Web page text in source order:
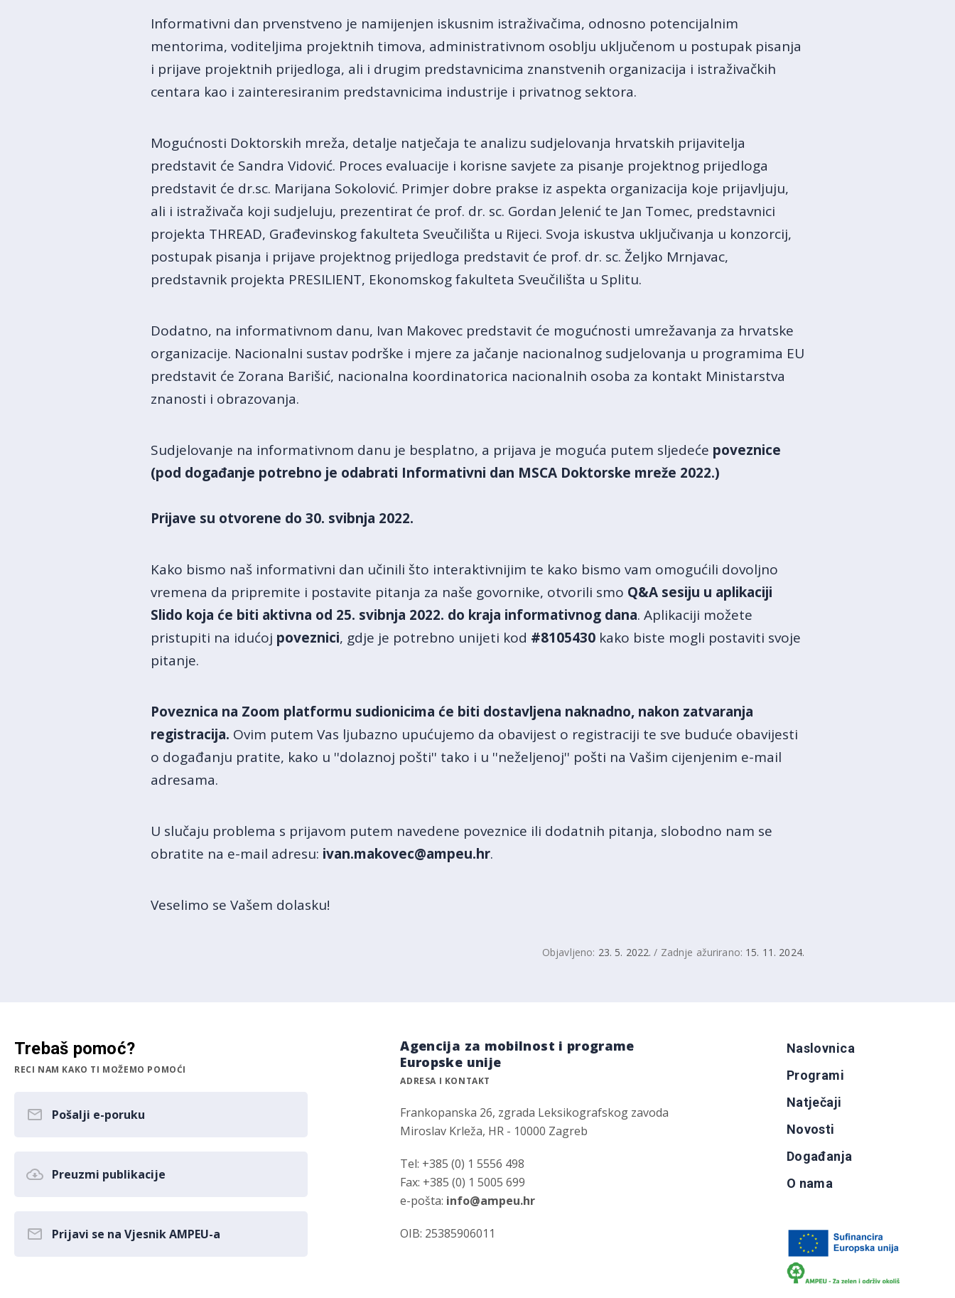
Informativni dan prvenstveno je namijenjen iskusnim istraživačima, odnosno potencijalnim
mentorima, voditeljima projektnih timova, administrativnom osoblju uključenom u postupak pisanja
i prijave projektnih prijedloga, ali i drugim predstavnicima znanstvenih organizacija i istraživačkih
centara kao i zainteresiranim predstavnicima industrije i privatnog sektora.
Mogućnosti Doktorskih mreža, detalje natječaja te analizu sudjelovanja hrvatskih prijavitelja
predstavit će Sandra Vidović. Proces evaluacije i korisne savjete za pisanje projektnog prijedloga
predstavit će dr.sc. Marijana Sokolović. Primjer dobre prakse iz aspekta organizacija koje prijavljuju,
ali i istraživača koji sudjeluju, prezentirat će prof. dr. sc. Gordan Jelenić te Jan Tomec, predstavnici
projekta THREAD, Građevinskog fakulteta Sveučilišta u Rijeci. Svoja iskustva uključivanja u konzorcij,
postupak pisanja i prijave projektnog prijedloga predstavit će prof. dr. sc. Željko Mrnjavac,
predstavnik projekta PRESILIENT, Ekonomskog fakulteta Sveučilišta u Splitu.
Dodatno, na informativnom danu, Ivan Makovec predstavit će mogućnosti umrežavanja za hrvatske
organizacije. Nacionalni sustav podrške i mjere za jačanje nacionalnog sudjelovanja u programima EU
predstavit će Zorana Barišić, nacionalna koordinatorica nacionalnih osoba za kontakt Ministarstva
znanosti i obrazovanja.
Sudjelovanje na informativnom danu je besplatno, a prijava je moguća putem sljedeće poveznice
(pod događanje potrebno je odabrati Informativni dan MSCA Doktorske mreže 2022.)
Prijave su otvorene do 30. svibnja 2022.
Kako bismo naš informativni dan učinili što interaktivnijim te kako bismo vam omogućili dovoljno
vremena da pripremite i postavite pitanja za naše govornike, otvorili smo Q&A sesiju u aplikaciji
Slido koja će biti aktivna od 25. svibnja 2022. do kraja informativnog dana. Aplikaciji možete
pristupiti na idućoj poveznici, gdje je potrebno unijeti kod #8105430 kako biste mogli postaviti svoje
pitanje.
Poveznica na Zoom platformu sudionicima će biti dostavljena naknadno, nakon zatvaranja
registracija. Ovim putem Vas ljubazno upućujemo da obavijest o registraciji te sve buduće obavijesti
o događanju pratite, kako u ''dolaznoj pošti'' tako i u ''neželjenoj'' pošti na Vašim cijenjenim e-mail
adresama.
U slučaju problema s prijavom putem navedene poveznice ili dodatnih pitanja, slobodno nam se
obratite na e-mail adresu: ivan.makovec@ampeu.hr.
Veselimo se Vašem dolasku!
Objavljeno: 23. 5. 2022. / Zadnje ažurirano: 15. 11. 2024.
Trebaš pomoć?
RECI NAM KAKO TI MOŽEMO POMOĆI
Pošalji e-poruku
Preuzmi publikacije
Prijavi se na Vjesnik AMPEU-a
Agencija za mobilnost i programe
Europske unije
ADRESA I KONTAKT
Frankopanska 26, zgrada Leksikografskog zavoda
Miroslav Krleža, HR - 10000 Zagreb
Tel: +385 (0) 1 5556 498
Fax: +385 (0) 1 5005 699
e-pošta: info@ampeu.hr
OIB: 25385906011
Naslovnica
Programi
Natječaji
Novosti
Događanja
O nama